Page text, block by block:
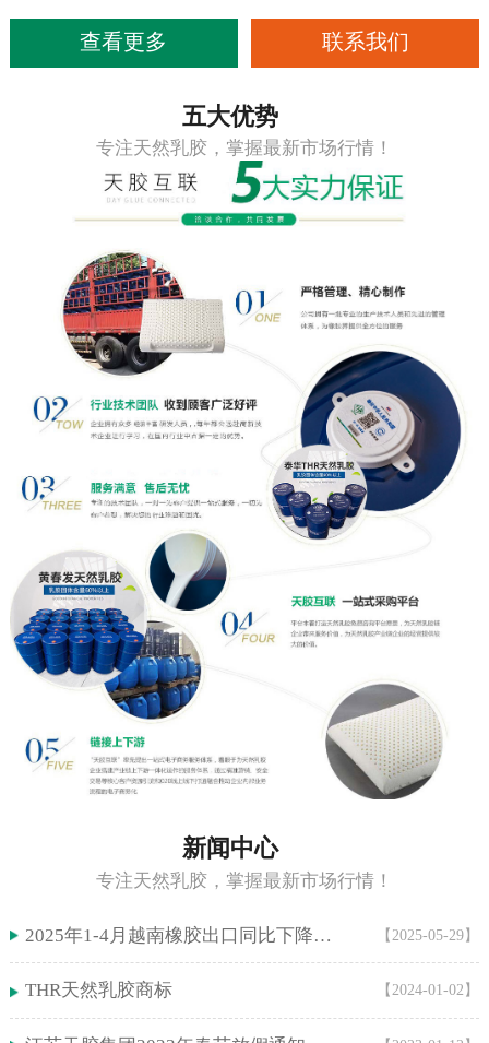
查看更多 联系我们
五大优势
专注天然乳胶，掌握最新市场行情！
新闻中心
专注天然乳胶，掌握最新市场行情！
2025年1-4月越南橡胶出口同比下降5.9%！ 【2025-05-29】
THR天然乳胶商标 【2024-01-02】